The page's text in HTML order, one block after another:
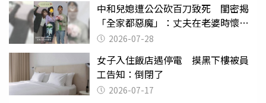
中和兒媳遭公公砍百刀致死 閨密揭
「全家都惡魔」：丈夫在老婆時懷孕
摔東西
2026-07-28
女子入住飯店遇停電 摸黑下樓被員
工告知：倒閉了
2026-07-17